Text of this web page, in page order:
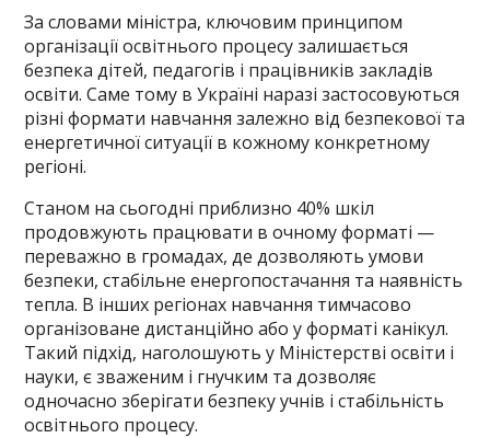
За словами міністра, ключовим принципом
організації освітнього процесу залишається
безпека дітей, педагогів і працівників закладів
освіти. Саме тому в Україні наразі застосовуються
різні формати навчання залежно від безпекової та
енергетичної ситуації в кожному конкретному
регіоні.
Станом на сьогодні приблизно 40% шкіл
продовжують працювати в очному форматі —
переважно в громадах, де дозволяють умови
безпеки, стабільне енергопостачання та наявність
тепла. В інших регіонах навчання тимчасово
організоване дистанційно або у форматі канікул.
Такий підхід, наголошують у Міністерстві освіти і
науки, є зваженим і гнучким та дозволяє
одночасно зберігати безпеку учнів і стабільність
освітнього процесу.